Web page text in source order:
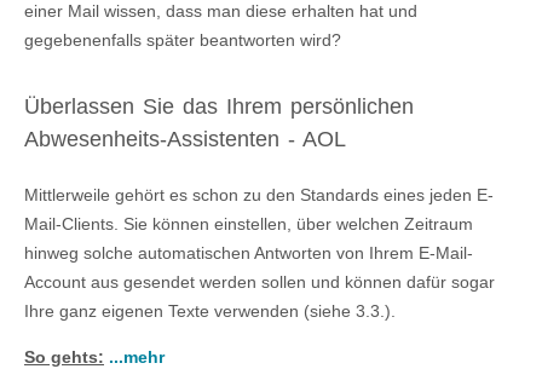
einer Mail wissen, dass man diese erhalten hat und
gegebenenfalls später beantworten wird?
Überlassen Sie das Ihrem persönlichen
Abwesenheits-Assistenten - AOL
Mittlerweile gehört es schon zu den Standards eines jeden E-
Mail-Clients. Sie können einstellen, über welchen Zeitraum
hinweg solche automatischen Antworten von Ihrem E-Mail-
Account aus gesendet werden sollen und können dafür sogar
Ihre ganz eigenen Texte verwenden (siehe 3.3.).
So gehts: ...mehr